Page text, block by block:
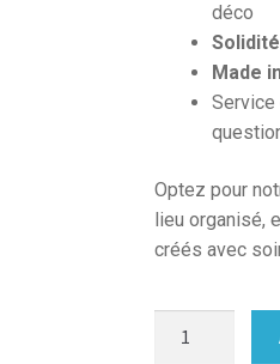
déco
Solidité
Made
Optez pour
lieu organisé,
créés avec